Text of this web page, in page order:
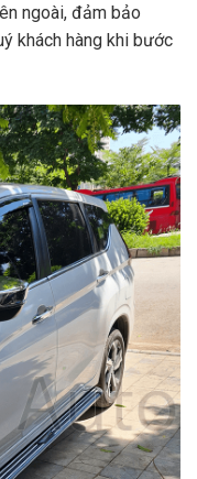
ngoài, đảm bảo
khách hàng khi bước